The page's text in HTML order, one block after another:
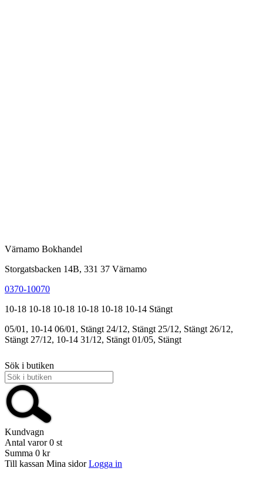
Värnamo Bokhandel
Storgatsbacken 14B, 331 37 Värnamo
0370-10070
10-18 10-18 10-18 10-18 10-18 10-14 Stängt
05/01, 10-14 06/01, Stängt 24/12, Stängt 25/12, Stängt 26/12,
Stängt 27/12, 10-14 31/12, Stängt 01/05, Stängt
Sök i butiken
Kundvagn
Antal varor 0 st
Summa 0 kr
Till kassan Mina sidor Logga in